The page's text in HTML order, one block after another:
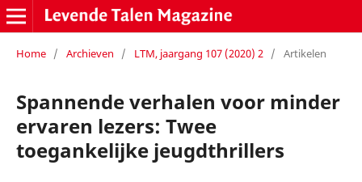
Home / Archieven / LTM, jaargang 107 (2020) 2 / Artikelen
Spannende verhalen voor minder
ervaren lezers: Twee
toegankelijke jeugdthrillers